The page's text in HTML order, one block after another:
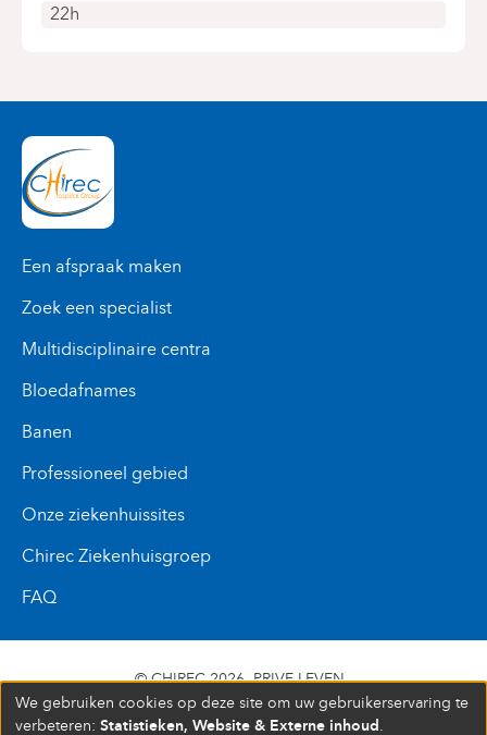
22h
Een afspraak maken
Zoek een specialist
Multidisciplinaire centra
Bloedafnames
Banen
Professioneel gebied
Onze ziekenhuissites
Chirec Ziekenhuisgroep
FAQ
© CHIREC 2026 PRIVE LEVEN
SIÈGE SOCIAL BOULEVARD DU TRIOMPHE 201 1160
BRUXELLES N° D’ENTREPRISE : 472 937 059
We gebruiken cookies op deze site om uw gebruikerservaring te
verbeteren: Statistieken, Website & Externe inhoud.